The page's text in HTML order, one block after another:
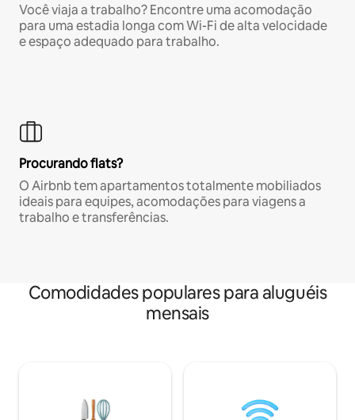
Você viaja a trabalho? Encontre uma acomodação
para uma estadia longa com Wi-Fi de alta velocidade
e espaço adequado para trabalho.
Procurando flats?
O Airbnb tem apartamentos totalmente mobiliados
ideais para equipes, acomodações para viagens a
trabalho e transferências.
Comodidades populares para aluguéis
mensais